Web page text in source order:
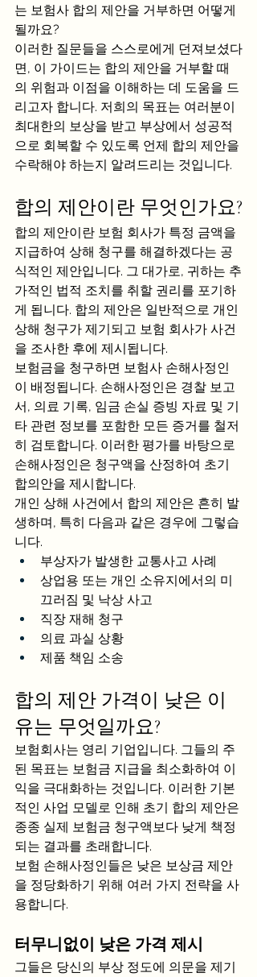
는 보험사 합의 제안을 거부하면 어떻게
될까요?
이러한 질문들을 스스로에게 던져보셨다
면, 이 가이드는 합의 제안을 거부할 때
의 위험과 이점을 이해하는 데 도움을 드
리고자 합니다. 저희의 목표는 여러분이
최대한의 보상을 받고 부상에서 성공적
으로 회복할 수 있도록 언제 합의 제안을
수락해야 하는지 알려드리는 것입니다.
합의 제안이란 무엇인가요?
합의 제안이란 보험 회사가 특정 금액을
지급하여 상해 청구를 해결하겠다는 공
식적인 제안입니다. 그 대가로, 귀하는 추
가적인 법적 조치를 취할 권리를 포기하
게 됩니다. 합의 제안은 일반적으로 개인
상해 청구가 제기되고 보험 회사가 사건
을 조사한 후에 제시됩니다.
보험금을 청구하면 보험사 손해사정인
이 배정됩니다. 손해사정인은 경찰 보고
서, 의료 기록, 임금 손실 증빙 자료 및 기
타 관련 정보를 포함한 모든 증거를 철저
히 검토합니다. 이러한 평가를 바탕으로
손해사정인은 청구액을 산정하여 초기
합의안을 제시합니다.
개인 상해 사건에서 합의 제안은 흔히 발
생하며, 특히 다음과 같은 경우에 그렇습
니다.
부상자가 발생한 교통사고 사례
상업용 또는 개인 소유지에서의 미
끄러짐 및 낙상 사고
직장 재해 청구
의료 과실 상황
제품 책임 소송
합의 제안 가격이 낮은 이
유는 무엇일까요?
보험회사는 영리 기업입니다. 그들의 주
된 목표는 보험금 지급을 최소화하여 이
익을 극대화하는 것입니다. 이러한 기본
적인 사업 모델로 인해 초기 합의 제안은
종종 실제 보험금 청구액보다 낮게 책정
되는 결과를 초래합니다.
보험 손해사정인들은 낮은 보상금 제안
을 정당화하기 위해 여러 가지 전략을 사
용합니다.
터무니없이 낮은 가격 제시
그들은 당신의 부상 정도에 의문을 제기